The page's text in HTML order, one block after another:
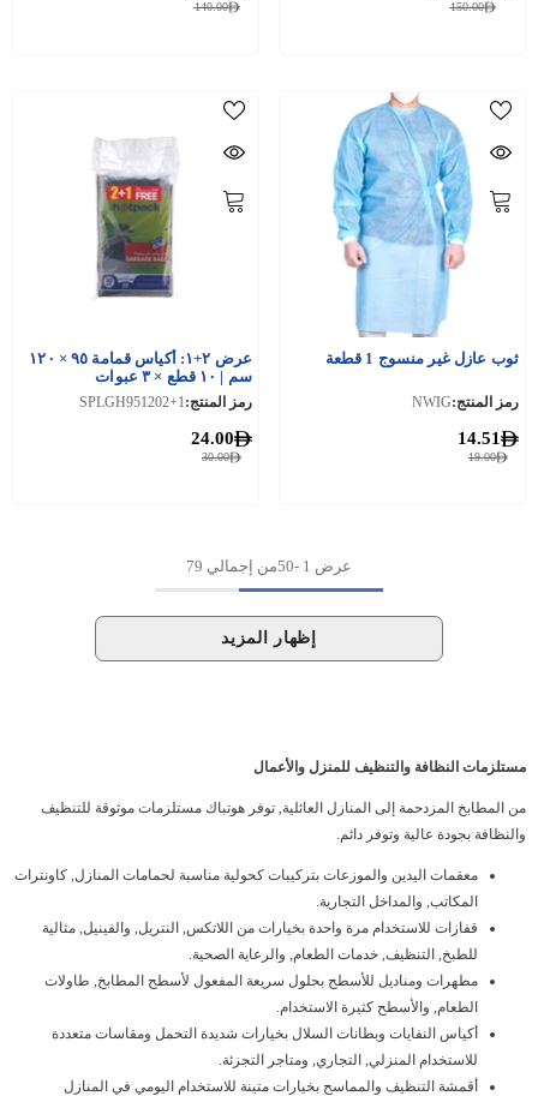
150.00
140.00
ثوب عازل غير منسوج 1 قطعة
رمز المنتج:NWIG
19.00
14.51
عرض ٢+١: أكياس قمامة ٩٥ × ١٢٠
سم | ١٠ قطع × ٣ عبوات
رمز المنتج:SPLGH951202+1
30.00
24.00
عرض 1
-
50من إجمالي 79
إظهار المزيد
مستلزمات النظافة والتنظيف للمنزل والأعمال
من المطابخ المزدحمة إلى المنازل العائلية, توفر هوتباك مستلزمات موثوقة للتنظيف
والنظافة بجودة عالية وتوفر دائم.
معقمات اليدين والموزعات بتركيبات كحولية مناسبة لحمامات المنازل, كاونترات
المكاتب, والمداخل التجارية.
قفازات للاستخدام مرة واحدة بخيارات من اللاتكس, النتريل, والفينيل, مثالية
للطبخ, التنظيف, خدمات الطعام, والرعاية الصحية.
مطهرات ومناديل للأسطح بحلول سريعة المفعول لأسطح المطابخ, طاولات
الطعام, والأسطح كثيرة الاستخدام.
أكياس النفايات وبطانات السلال بخيارات شديدة التحمل ومقاسات متعددة
للاستخدام المنزلي, التجاري, ومتاجر التجزئة.
أقمشة التنظيف والمماسح بخيارات متينة للاستخدام اليومي في المنازل